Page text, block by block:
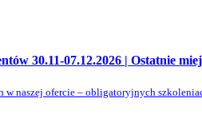
30.11-07.12.2026 | Ostatnie
naszej ofercie – obligatoryjnych